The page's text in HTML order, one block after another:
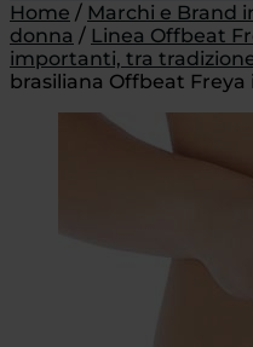
Home / Marchi e Brand
donna / Linea Offbeat
importanti, tra
brasiliana Offbeat Freya